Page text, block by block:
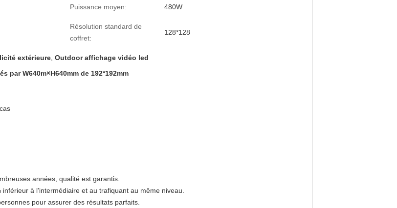
Puissance moyen: 480W
Résolution standard de
coffret:
128*128
extérieure Outdoor affichage vidéo led
par W640m×H640mm de 192*192mm
années, qualité est garantis.
à l'intermédiaire et au trafiquant au même niveau.
pour assurer des résultats parfaits.